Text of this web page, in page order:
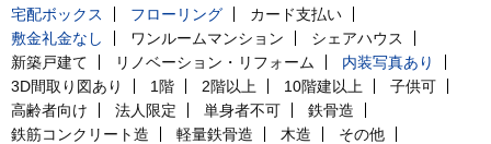
宅配ボックス
フローリング
カード支払い
敷金礼金なし
ワンルームマンション
シェアハウス
新築戸建て
リノベーション・リフォーム
内装写真あり
3D間取り図あり
1階 2階以上 10階建以上
子供可
高齢者向け
法人限定 単身者不可
鉄骨造
鉄筋コンクリート造
軽量鉄骨造 木造
その他